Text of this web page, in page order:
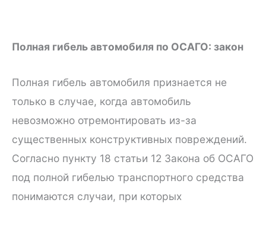
Полная гибель автомобиля по ОСАГО: закон
Полная гибель автомобиля признается не
только в случае, когда автомобиль
невозможно отремонтировать из-за
существенных конструктивных повреждений.
Согласно пункту 18 статьи 12 Закона об ОСАГО
под полной гибелью транспортного средства
понимаются случаи, при которых